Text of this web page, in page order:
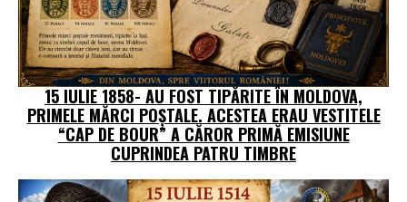
15 IULIE 1858- AU FOST TIPĂRITE ÎN MOLDOVA,
PRIMELE MĂRCI POȘTALE. ACESTEA ERAU VESTITELE
“CAP DE BOUR” A CĂROR PRIMĂ EMISIUNE
CUPRINDEA PATRU TIMBRE